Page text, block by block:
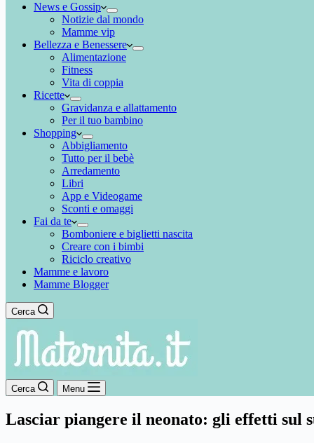
News e Gossip
Notizie dal mondo
Mamme vip
Bellezza e Benessere
Alimentazione
Fitness
Vita di coppia
Ricette
Gravidanza e allattamento
Per il tuo bambino
Shopping
Abbigliamento
Tutto per il bebè
Arredamento
Libri
App e Videogame
Sconti e omaggi
Fai da te
Bomboniere e biglietti nascita
Creare con i bimbi
Riciclo creativo
Mamme e lavoro
Mamme Blogger
Cerca
Cerca Menu
Lasciar piangere il neonato: gli effetti sul